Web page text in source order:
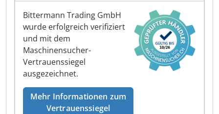
Bittermann Trading GmbH
wurde erfolgreich verifiziert
und mit dem
Maschinensucher-
Vertrauenssiegel
ausgezeichnet.
Mehr Informationen zum
Vertrauenssiegel